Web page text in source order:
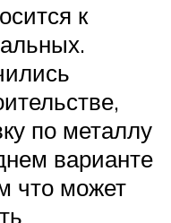
к
по металлу
варианте
что может